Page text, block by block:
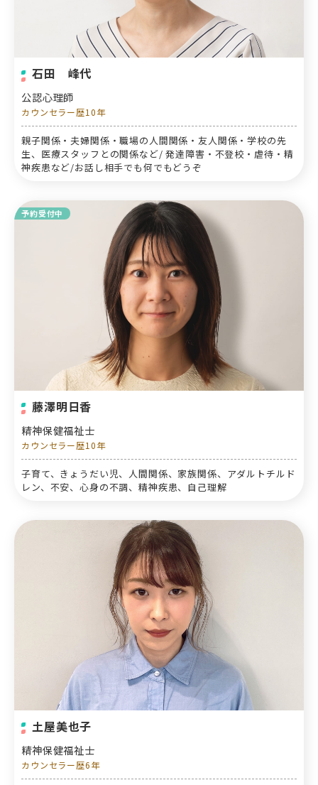
石田 峰代
公認心理師
カウンセラー歴10年
親子関係・夫婦関係・職場の人間関係・友人関係・学校の先
生、医療スタッフとの関係など/ 発達障害・不登校・虐待・精
神疾患など/お話し相手でも何でもどうぞ
予約受付中
藤澤明日香
精神保健福祉士
カウンセラー歴10年
子育て、きょうだい児、人間関係、家族関係、アダルトチルド
レン、不安、心身の不調、精神疾患、自己理解
土屋美也子
精神保健福祉士
カウンセラー歴6年